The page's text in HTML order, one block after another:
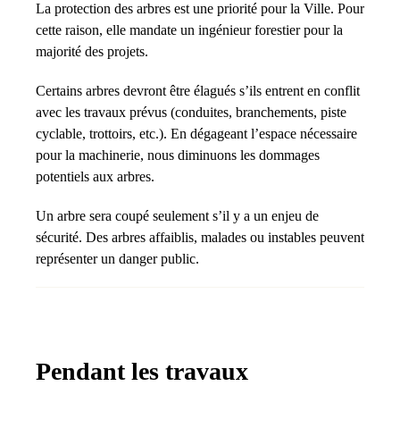
La protection des arbres est une priorité pour la Ville. Pour
cette raison, elle mandate un ingénieur forestier pour la
majorité des projets.
Certains arbres devront être élagués s’ils entrent en conflit
avec les travaux prévus (conduites, branchements, piste
cyclable, trottoirs, etc.). En dégageant l’espace nécessaire
pour la machinerie, nous diminuons les dommages
potentiels aux arbres.
Un arbre sera coupé seulement s’il y a un enjeu de
sécurité. Des arbres affaiblis, malades ou instables peuvent
représenter un danger public.
Pendant les travaux